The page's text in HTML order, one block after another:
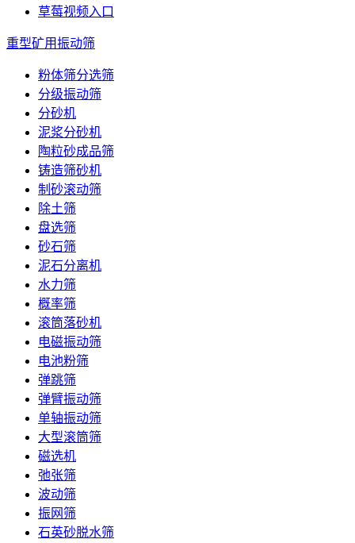
草莓视频入口
重型矿用振动筛
粉体筛分选筛
分级振动筛
分砂机
泥浆分砂机
陶粒砂成品筛
铸造筛砂机
制砂滚动筛
除土筛
盘选筛
砂石筛
泥石分离机
水力筛
概率筛
滚筒落砂机
电磁振动筛
电池粉筛
弹跳筛
弹臂振动筛
单轴振动筛
大型滚筒筛
磁选机
弛张筛
波动筛
振网筛
石英砂脱水筛